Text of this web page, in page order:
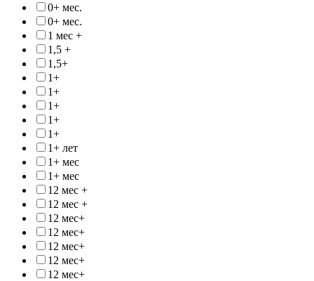
0+ мес.
0+ мес.
1 мес +
1,5 +
1,5+
1+
1+
1+
1+
1+
1+ лет
1+ мес
1+ мес
12 мес +
12 мес +
12 мес+
12 мес+
12 мес+
12 мес+
12 мес+